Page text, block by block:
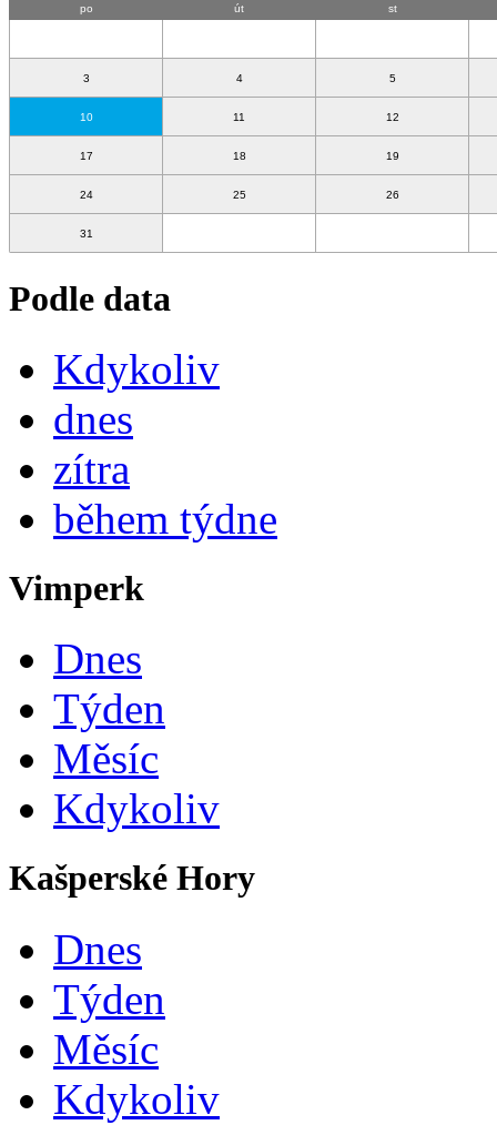
po út st
3 4 5
10 11 12
17 18 19
24 25 26
31
Podle data
Kdykoliv
dnes
zítra
během týdne
Vimperk
Dnes
Týden
Měsíc
Kdykoliv
Kašperské Hory
Dnes
Týden
Měsíc
Kdykoliv